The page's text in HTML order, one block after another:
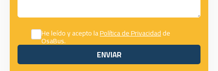
He leído y acepto laPolítica de Privacidadde
OsaBus.
ENVIAR
ENVIAR